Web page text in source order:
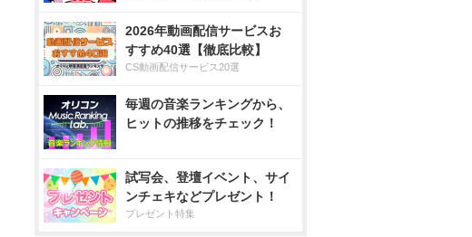
2026年動画配信サービスお
すすめ40選【徹底比較】
CS動画配信サービス20選
毎週の音楽ランキングから、
ヒットの推移をチェック！
試写会、登壇イベント、サイ
ンチェキなどプレゼント！
プレゼント特集